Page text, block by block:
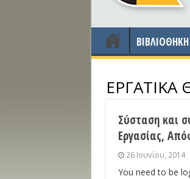
ΒΙΒΛΙΟΘΗΚΗ
ΕΡΓΑΤΙΚΑ
Σύσταση και
Εργασίας,
26 Ιουνίου, 2014
You need to be